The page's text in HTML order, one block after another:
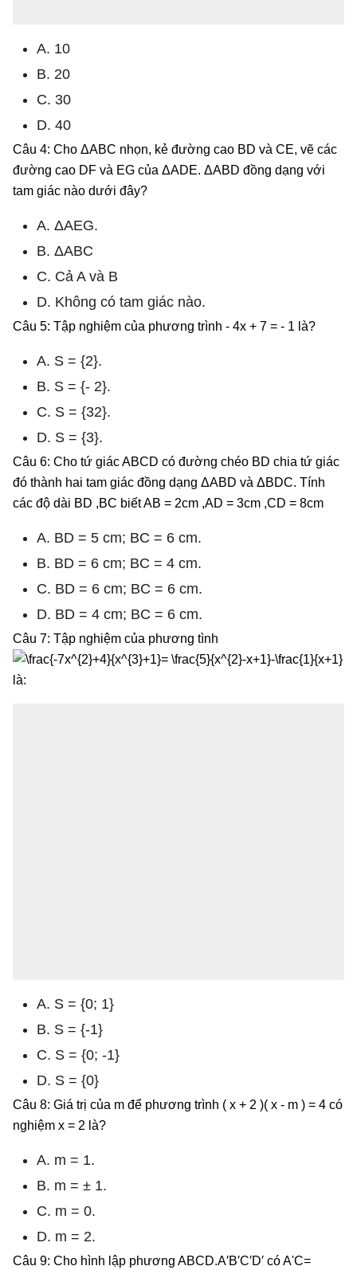
A. 10
B. 20
C. 30
D. 40
Câu 4: Cho ΔABC nhọn, kẻ đường cao BD và CE, vẽ các
đường cao DF và EG của ΔADE. ΔABD đồng dạng với
tam giác nào dưới đây?
A. ΔAEG.
B. ΔABC
C. Cả A và B
D. Không có tam giác nào.
Câu 5: Tập nghiệm của phương trình - 4x + 7 = - 1 là?
A. S = {2}.
B. S = {- 2}.
C. S = {32}.
D. S = {3}.
Câu 6: Cho tứ giác ABCD có đường chéo BD chia tứ giác
đó thành hai tam giác đồng dạng ΔABD và ΔBDC. Tính
các độ dài BD ,BC biết AB = 2cm ,AD = 3cm ,CD = 8cm
A. BD = 5 cm; BC = 6 cm.
B. BD = 6 cm; BC = 4 cm.
C. BD = 6 cm; BC = 6 cm.
D. BD = 4 cm; BC = 6 cm.
Câu 7: Tập nghiệm của phương tình
là:
A. S = {0; 1}
B. S = {-1}
C. S = {0; -1}
D. S = {0}
Câu 8: Giá trị của m để phương trình ( x + 2 )( x - m ) = 4 có
nghiệm x = 2 là?
A. m = 1.
B. m = ± 1.
C. m = 0.
D. m = 2.
Câu 9: Cho hình lập phương ABCD.A′B′C′D′ có A'C=